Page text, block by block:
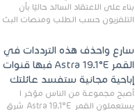
بناءً على الاعتقاد السائد حاليًا بأن
التلفزيون حسب الطلب ومنصات البث
سارع واحذف هذه الترددات في
القمر Astra 19.1°E فبها قنوات
إباحية مجانية ستفسد عائلتك
أصبح مجموعة من الناس مؤخر ا
يستعملون القمر Astra 19.1°E شرق